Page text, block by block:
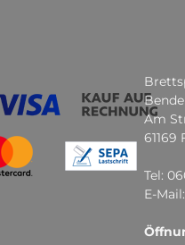
Am
61169
Tel:
E-